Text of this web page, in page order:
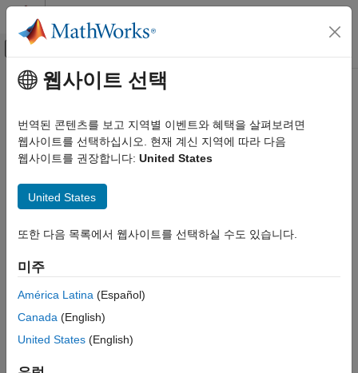
콘텐츠로 바로 가기
오프캔버스 탐색 메뉴 토글
문서 홈
주요 콘텐츠
웹사이트 선택
번역된 콘텐츠를 보고 지역별 이벤트와 혜택을 살펴보려면
웹사이트를 선택하십시오. 현재 계신 지역에 따라 다음
웹사이트를 권장합니다: United States
United States
또한 다음 목록에서 웹사이트를 선택하실 수도 있습니다.
미주
América Latina (Español)
Canada (English)
United States (English)